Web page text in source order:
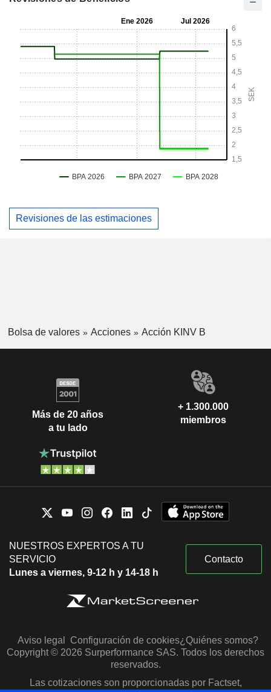
Revisiones de las estimaciones
Bolsa de valores Acciones Acción KINV B
Más de 20 años
a tu lado
+ 1.300.000
miembros
NUESTROS EXPERTOS A TU
SERVICIO
Lunes a viernes, 9-12 h y 14-18 h
Contacto
Aviso legal Configuración de cookies¿Quiénes somos?
Copyright © 2026 Surperformance SAS. Todos los derechos
reservados.
Las cotizaciones son proporcionadas por Factset,